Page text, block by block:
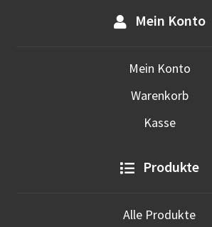
Mein Konto
Mein Konto
Warenkorb
Kasse
Produkte
Alle Produkte